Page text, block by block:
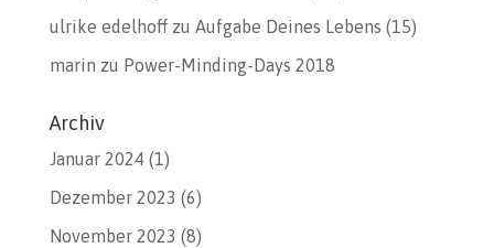
ulrike edelhoffzu Aufgabe Deines Lebens (15)
marin zu Power-Minding-Days 2018
Archiv
Januar 2024(1)
Dezember 2023 (6)
November 2023 (8)